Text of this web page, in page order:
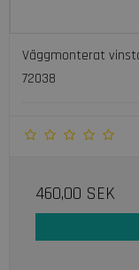
Väggmonterat
72038
460,00 SEK